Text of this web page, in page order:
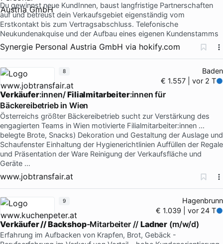
Du gewinnst neue KundInnen, baust langfristige Partnerschaften
auf und betreust dein Verkaufsgebiet eigenständig vom
Erstkontakt bis zum Vertragsabschluss. Telefonische
Neukundenakquise und der Aufbau eines eigenen Kundenstamms
Synergie Personal Austria GmbH via hokify.com
Baden
€ 1.557 | vor 2 T
Verkäufer:innen/Filialmitarbeiter:innen für
Bäckereibetrieb in Wien
Österreichs größter Bäckereibetrieb sucht zur Verstärkung des
engagierten Teams in Wien motivierte Filialmitarbeiter:innen …
belegte Brote, Snacks) Dekoration und Gestaltung der Auslage und
Schaufenster Einhaltung der Hygienerichtlinien Auffüllen der Regale
und Präsentation der Ware Reinigung der Verkaufsfläche und
Geräte …
www.jobtransfair.at
8
Hagenbrunn
€ 1.039 | vor 24 T
Verkäufer // Backshop-Mitarbeiter //Ladner (m/w/d)
Erfahrung im Aufbacken von Krapfen, Brot, Gebäck -
9